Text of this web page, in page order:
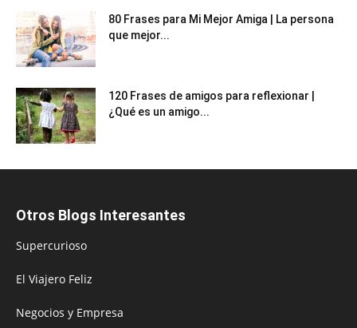
80 Frases para Mi Mejor Amiga | La persona
que mejor...
120 Frases de amigos para reflexionar |
¿Qué es un amigo...
Otros Blogs Interesantes
Supercurioso
El Viajero Feliz
Negocios y Empresa